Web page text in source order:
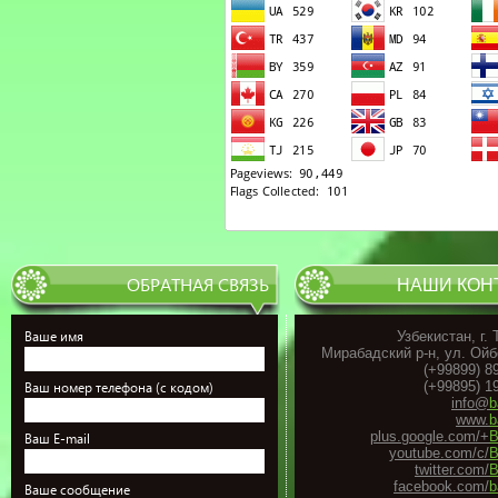
ОБРАТНАЯ СВЯЗЬ
Ваше имя
Ваш номер телефона (с кодом)
Ваш E-mail
Ваше сообщение
НАШИ
Узбекистан, г.
Мирабадский р-н, ул.
(+99899)
(+99895)
info@
www.
plus.google.com/+
youtube.com/c/
twitter.com/
facebook.com/